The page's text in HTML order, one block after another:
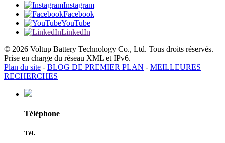
Instagram
Facebook
YouTube
LinkedIn
© 2026 Voltup Battery Technology Co., Ltd. Tous droits réservés.
Prise en charge du réseau XML et IPv6.
Plan du site - BLOG DE PREMIER PLAN - MEILLEURES
RECHERCHES
Téléphone
Tél.